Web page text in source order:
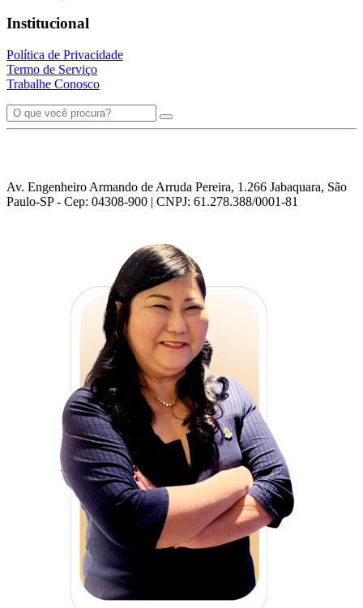
Institucional
Política de Privacidade
Termo de Serviço
Trabalhe Conosco
Av. Engenheiro Armando de Arruda Pereira, 1.266 Jabaquara, São
Paulo-SP - Cep: 04308-900 | CNPJ: 61.278.388/0001-81